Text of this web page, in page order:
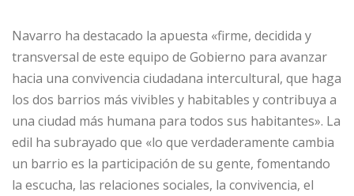
Navarro ha destacado la apuesta «firme, decidida y
transversal de este equipo de Gobierno para avanzar
hacia una convivencia ciudadana intercultural, que haga
los dos barrios más vivibles y habitables y contribuya a
una ciudad más humana para todos sus habitantes». La
edil ha subrayado que «lo que verdaderamente cambia
un barrio es la participación de su gente, fomentando
la escucha, las relaciones sociales, la convivencia, el